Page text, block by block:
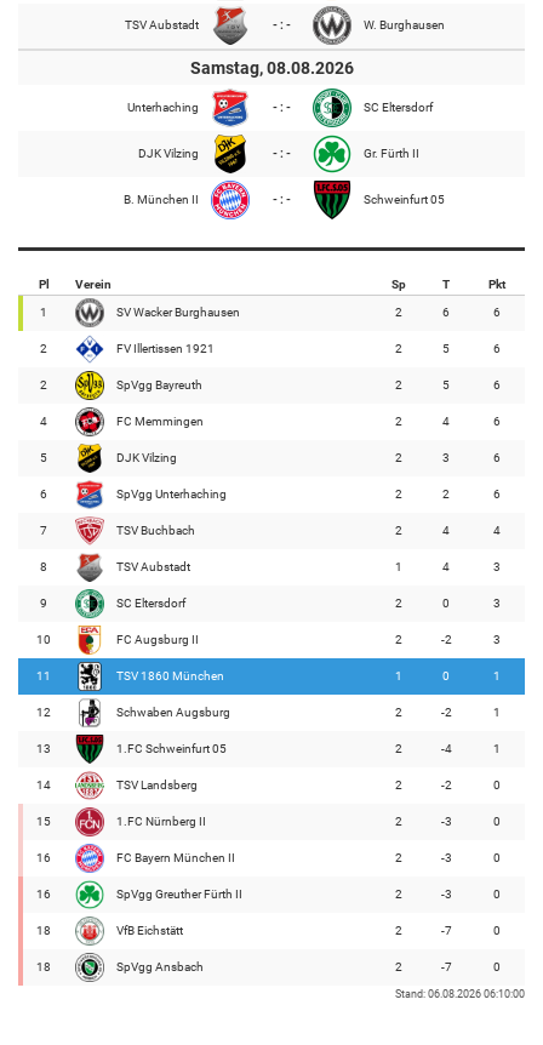
TSV Aubstadt - : - W. Burghausen
Samstag, 08.08.2026
Unterhaching - : - SC Eltersdorf
DJK Vilzing - : - Gr. Fürth II
B. München II - : - Schweinfurt 05
Pl Verein Sp T Pkt
1 SV Wacker Burghausen 2 6 6
2 FV Illertissen 1921 2 5 6
2 SpVgg Bayreuth 2 5 6
4 FC Memmingen 2 4 6
5 DJK Vilzing 2 3 6
6 SpVgg Unterhaching 2 2 6
7 TSV Buchbach 2 4 4
8 TSV Aubstadt 1 4 3
9 SC Eltersdorf 2 0 3
10 FC Augsburg II 2 -2 3
11 TSV 1860 München 1 0 1
12 Schwaben Augsburg 2 -2 1
13 1.FC Schweinfurt 05 2 -4 1
14 TSV Landsberg 2 -2 0
15 1.FC Nürnberg II 2 -3 0
16 FC Bayern München II 2 -3 0
16 SpVgg Greuther Fürth II 2 -3 0
18 VfB Eichstätt 2 -7 0
18 SpVgg Ansbach 2 -7 0
Stand: 06.08.2026 06:10:00